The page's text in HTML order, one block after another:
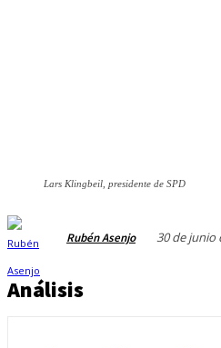
Lars Klingbeil, presidente de SPD
Rubén Asenjo 30 de junio
Análisis